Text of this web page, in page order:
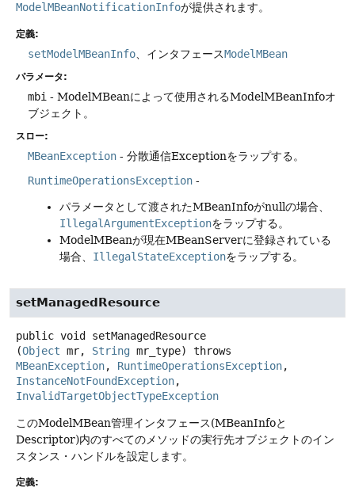
ModelMBeanNotificationInfoが提供されます。
定義:
setModelMBeanInfo 、インタフェースModelMBean
パラメータ:
mbi - ModelMBeanによって使用されるModelMBeanInfoオ
ブジェクト。
スロー:
MBeanException - 分散通信Exceptionをラップする。
RuntimeOperationsException -
パラメータとして渡されたMBeanInfoがnullの場合、
IllegalArgumentExceptionをラップする。
ModelMBeanが現在MBeanServerに登録されている
場合、 IllegalStateExceptionをラップする。
setManagedResource
public void
setManagedResource
(Object mr, String mr_type)
throws
MBeanException, RuntimeOperationsException
InstanceNotFoundException
InvalidTargetObjectTypeException
このModelMBean管理インタフェース(MBeanInfoと
Descriptor)内のすべてのメソッドの実行先オブジェクトのイン
スタンス・ハンドルを設定します。
定義: